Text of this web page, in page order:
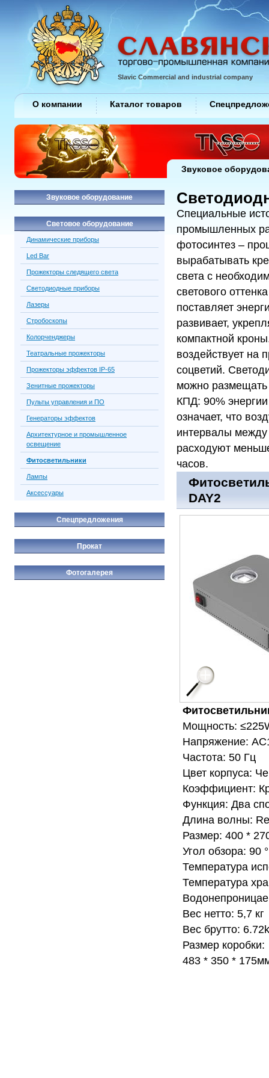
Специальные
промышленных
фотосинтез –
вырабатывать
света с
светового
поставляет
развивает,
компактной
воздействует на
соцветий.
можно размещать
КПД: 90%
означает, что
интервалы
расходуют
часов.
DAY2
Мощность:
Напряжение:
Частота: 50 Гц
Цвет корпуса:
Коэффициент:
Функция: Два
Длина волны:
Размер: 400 *
Угол обзора: 90
Температура
Температура
Вес нетто: 5,7 кг
Вес брутто:
Размер коробки:
483 * 350 *
Звуковое оборудование
Световое оборудование
Динамические приборы
Led Bar
Прожекторы следящего света
Светодиодные приборы
Лазеры
Стробоскопы
Колорченджеры
Театральные прожекторы
Прожекторы эффектов IP-65
Зенитные прожекторы
Пульты управления и ПО
Генераторы эффектов
Архитектурное и промышленное
освещение
Фитосветильники
Лампы
Аксессуары
Спецпредложения
Прокат
Фотогалерея
Slavic Commercial and industrial company
О компании Каталог товаров
Звуковое